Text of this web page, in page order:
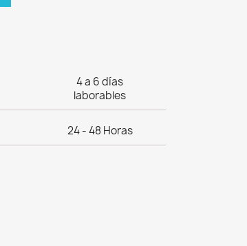
4 a 6 días
laborables
24 - 48 Horas